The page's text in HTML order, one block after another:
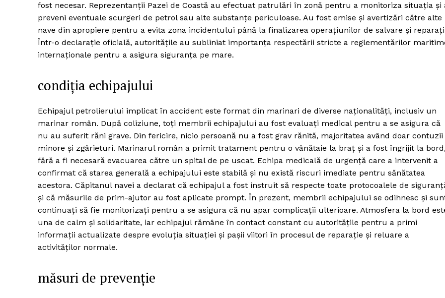
fost necesar. Reprezentanții Pazei de Coastă au efectuat patrulări în zonă pentru a monitoriza situația și
preveni eventuale scurgeri de petrol sau alte substanțe periculoase. Au fost emise și avertizări către alte
nave din apropiere pentru a evita zona incidentului până la finalizarea operațiunilor de salvare și
Într-o declarație oficială, autoritățile au subliniat importanța respectării stricte a reglementărilor
internaționale pentru a asigura siguranța pe mare.
condiția echipajului
Echipajul petrolierului implicat în accident este format din marinari de diverse naționalități, inclusiv un
marinar român. După coliziune, toți membrii echipajului au fost evaluați medical pentru a se asigura că
nu au suferit răni grave. Din fericire, nicio persoană nu a fost grav rănită, majoritatea având doar contuzii
minore și zgârieturi. Marinarul român a primit tratament pentru o vânătaie la braț și a fost îngrijit la
fără a fi necesară evacuarea către un spital de pe uscat. Echipa medicală de urgență care a intervenit a
confirmat că starea generală a echipajului este stabilă și nu există riscuri imediate pentru sănătatea
acestora. Căpitanul navei a declarat că echipajul a fost instruit să respecte toate protocoalele de
și că măsurile de prim-ajutor au fost aplicate prompt. În prezent, membrii echipajului se odihnesc și
continuați să fie monitorizați pentru a se asigura că nu apar complicații ulterioare. Atmosfera la bord
una de calm și solidaritate, iar echipajul rămâne în contact constant cu autoritățile pentru a primi
informații actualizate despre evoluția situației și pașii viitori în procesul de reparație și reluare a
activităților normale.
măsuri de prevenție